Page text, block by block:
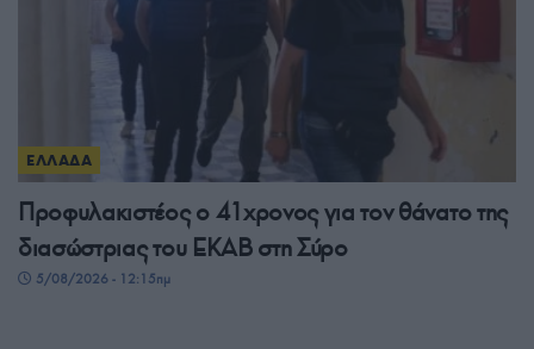
ΕΛΛΑΔΑ
Προφυλακιστέος ο 41χρονος για τον θάνατο της
διασώστριας του ΕΚΑΒ στη Σύρο
5/08/2026 - 12:15πμ